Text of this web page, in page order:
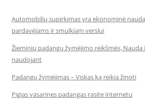
Automobilių supirkimas yra ekonominė
pardavėjams ir smulkiam verslui
Žieminių padangų žymėjimo reikšmės,
naudojant
Padangų žymėjimas – Viskas ką reikia žinoti
Pigias vasarines padangas rasite internetu